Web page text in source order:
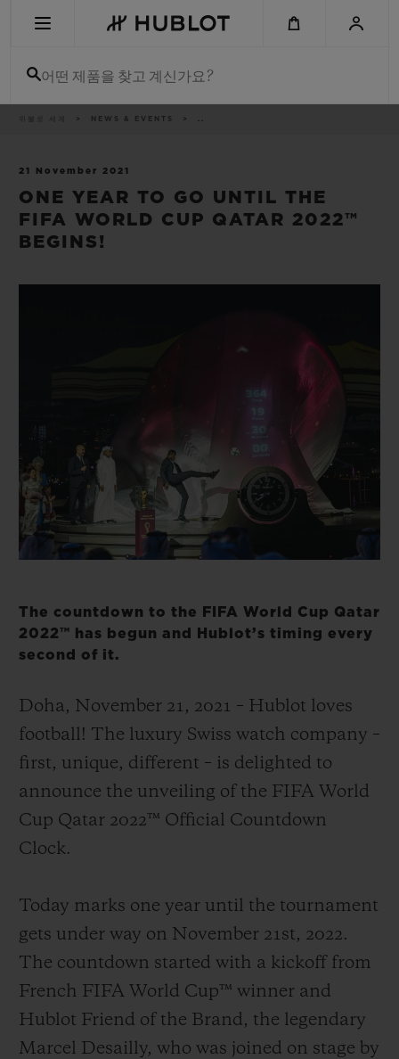
어떤 제품을 찾고 계신가요?
NEWS & EVENTS ..
21 November 2021
ONE YEAR TO GO UNTIL THE
FIFA WORLD CUP QATAR 2022™
BEGINS!
The countdown to the FIFA World Cup Qatar
2022™ has begun and Hublot’s timing every
second of it.
Doha, November 21, 2021 – Hublot loves
football! The luxury Swiss watch company –
first, unique, different – is delighted to
announce the unveiling of the FIFA World
Cup Qatar 2022™ Official Countdown
Clock.
Today marks one year until the tournament
gets under way on November 21st, 2022.
The countdown started with a kickoff from
French FIFA World Cup™ winner and
Hublot Friend of the Brand, the legendary
Marcel Desailly, who was joined on stage by
신제품
온라인 익스클
익스클루시브 서비스
5+5 워런티
예상 배송일
안전한 결제
기프트 파우치
연락처